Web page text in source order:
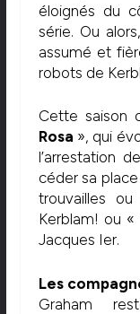
éloignés du
série. Ou
assumé et
robots de
Cette saison
Rosa », qui
l’arrestation
céder sa
trouvailles
Kerblam! ou «
Jacques Ier.
Les
Graham